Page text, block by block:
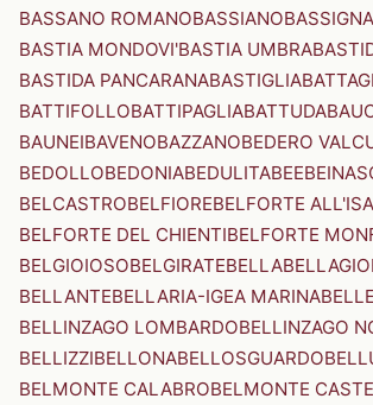
BASSANO ROMANOBASSIANO
BASTIA MONDOVI'BASTIA UMBRA
BASTIDA PANCARANABASTIGLIA
BATTIFOLLOBATTIPAGLIABATTUDA
BAUNEIBAVENOBAZZANOBEDERO
BEDOLLOBEDONIABEDULITABEE
BELCASTROBELFIOREBELFORTE
BELFORTE DEL CHIENTIBELFORTE
BELGIOIOSOBELGIRATEBELLABELLAGIO
BELLANTEBELLARIA-IGEA MARINA
BELLINZAGO LOMBARDOBELLINZAGO
BELLIZZIBELLONABELLOSGUARDO
BELMONTE CALABROBELMONTE